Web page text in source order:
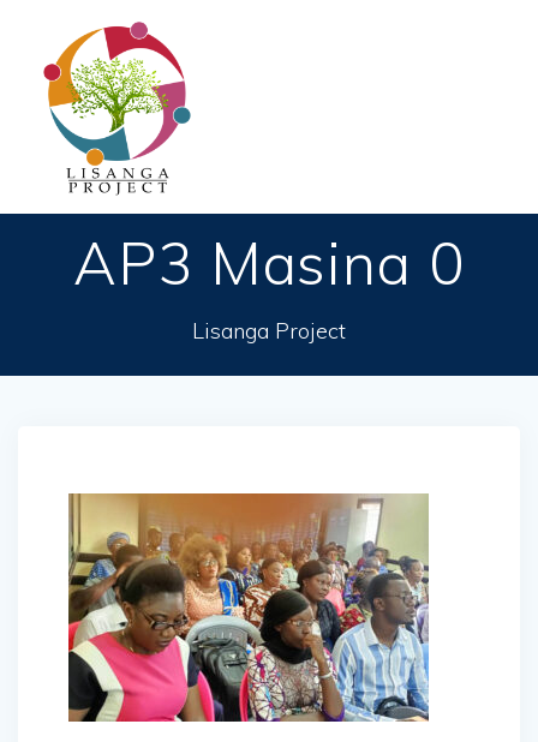
AP3 Masina 0
Lisanga Project